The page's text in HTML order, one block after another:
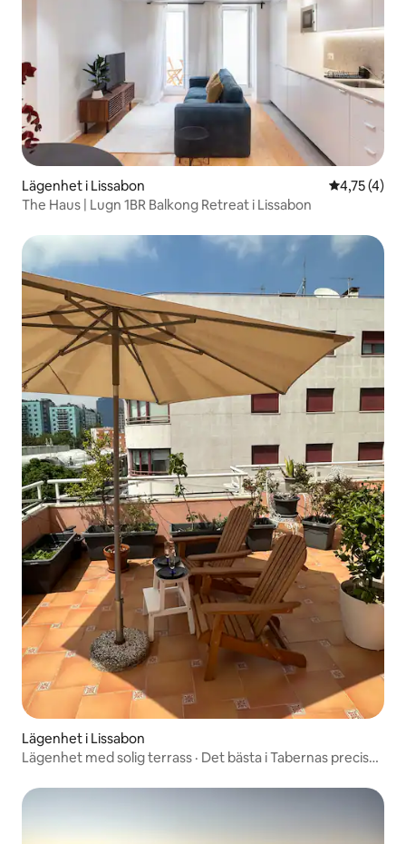
Lägenhet i Lissabon 4,75 av 5 i
4,75 (4)
The Haus | Lugn 1BR Balkong Retreat i Lissabon
Lägenhet i Lissabon
Lägenhet med solig terrass · Det bästa i Tabernas precis